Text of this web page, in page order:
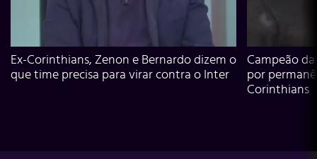
Ex-Corinthians, Zenon e Bernardo dizem o
que time precisa para virar contra o Inter
Campeão
por
Corinthians